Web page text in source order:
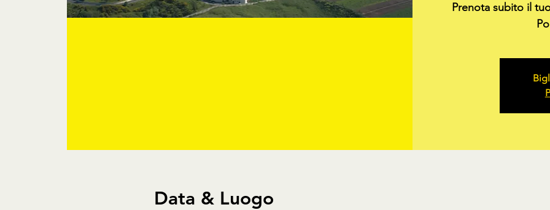
Prenota subito il
Data & Luogo